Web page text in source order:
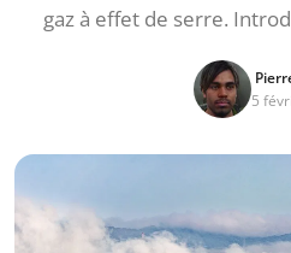
gaz à effet de serre.
5